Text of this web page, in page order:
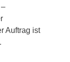
Auftrag ist